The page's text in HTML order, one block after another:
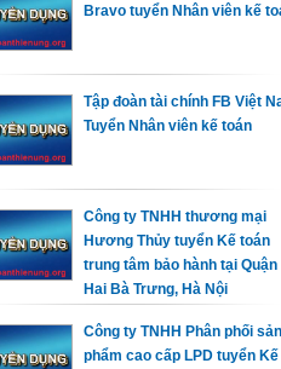
Bravo tuyển Nhân viên kế
Tập đoàn tài chính FB Việt
Tuyển Nhân viên kế toán
Công ty TNHH thương mại
Hương Thủy tuyển Kế toán
trung tâm bảo hành tại Quận
Hai Bà Trưng, Hà Nội
Công ty TNHH Phân phối sản
phẩm cao cấp LPD tuyển Kế